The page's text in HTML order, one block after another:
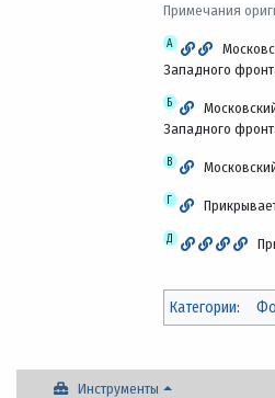
Примечания
А
Западного
Б
Западного
В
Г
Д
Категории:
Инструменты